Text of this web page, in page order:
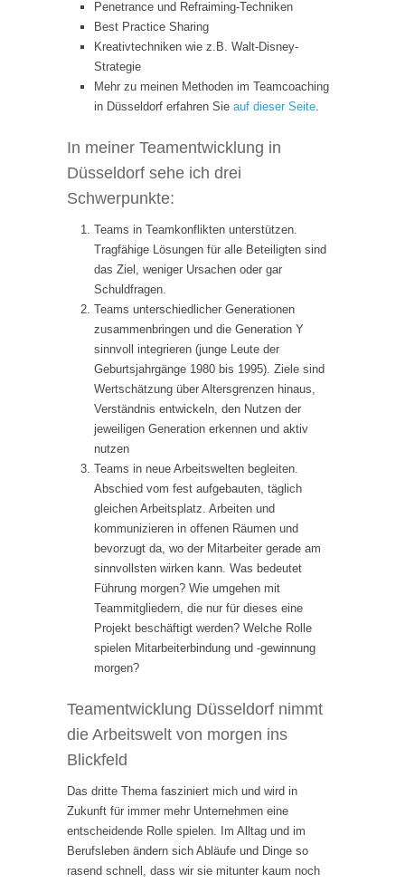
Penetrance und Refraiming-Techniken
Best Practice Sharing
Kreativtechniken wie z.B. Walt-Disney-
Strategie
Mehr zu meinen Methoden im Teamcoaching
in Düsseldorf erfahren Sie auf dieser Seite.
In meiner Teamentwicklung in
Düsseldorf sehe ich drei
Schwerpunkte:
Teams in Teamkonflikten unterstützen.
Tragfähige Lösungen für alle Beteiligten sind
das Ziel, weniger Ursachen oder gar
Schuldfragen.
Teams unterschiedlicher Generationen
zusammenbringen und die Generation Y
sinnvoll integrieren (junge Leute der
Geburtsjahrgänge 1980 bis 1995). Ziele sind
Wertschätzung über Altersgrenzen hinaus,
Verständnis entwickeln, den Nutzen der
jeweiligen Generation erkennen und aktiv
nutzen
Teams in neue Arbeitswelten begleiten.
Abschied vom fest aufgebauten, täglich
gleichen Arbeitsplatz. Arbeiten und
kommunizieren in offenen Räumen und
bevorzugt da, wo der Mitarbeiter gerade am
sinnvollsten wirken kann. Was bedeutet
Führung morgen? Wie umgehen mit
Teammitgliedern, die nur für dieses eine
Projekt beschäftigt werden? Welche Rolle
spielen Mitarbeiterbindung und -gewinnung
morgen?
Teamentwicklung Düsseldorf nimmt
die Arbeitswelt von morgen ins
Blickfeld
Das dritte Thema fasziniert mich und wird in
Zukunft für immer mehr Unternehmen eine
entscheidende Rolle spielen. Im Alltag und im
Berufsleben ändern sich Abläufe und Dinge so
rasend schnell, dass wir sie mitunter kaum noch